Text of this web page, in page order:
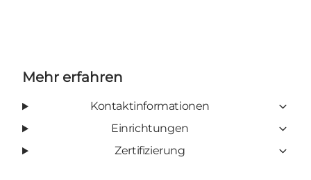
Mehr erfahren
Kontaktinformationen
Einrichtungen
Zertifizierung